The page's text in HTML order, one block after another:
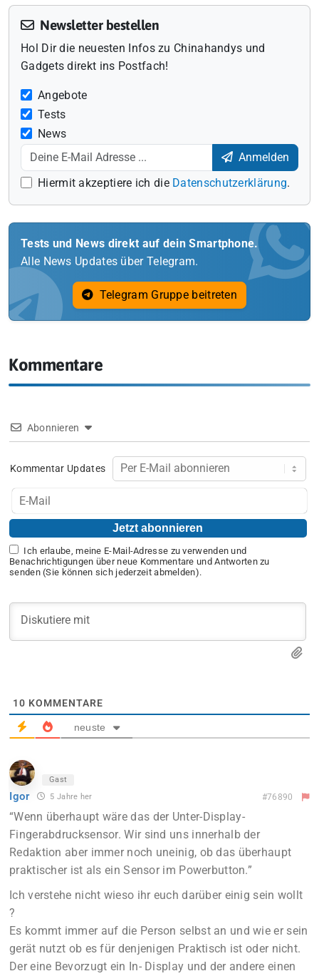
Newsletter bestellen
Hol Dir die neuesten Infos zu Chinahandys und
Gadgets direkt ins Postfach!
Angebote
Tests
News
Anmelden
Hiermit akzeptiere ich die Datenschutzerklärung.
Tests und News direkt auf dein Smartphone.
Alle News Updates über Telegram.
Telegram Gruppe beitreten
Kommentare
Abonnieren
Kommentar Updates
Ich erlaube, meine E-Mail-Adresse zu verwenden und
Benachrichtigungen über neue Kommentare und Antworten zu
senden (Sie können sich jederzeit abmelden).
10 KOMMENTARE
neuste
Gast
Igor 5 Jahre her #76890
“Wenn überhaupt wäre das der Unter-Display-
Fingerabdrucksensor. Wir sind uns innerhalb der
Redaktion aber immer noch uneinig, ob das überhaupt
praktischer ist als ein Sensor im Powerbutton.”
Ich verstehe nicht wieso ihr euch darüber einig sein wollt
?
Es kommt immer auf die Person selbst an und wie er sein
gerät nutzt ob es für denjenigen Praktisch ist oder nicht.
Der eine Bevorzugt ein In- Display und der andere einen